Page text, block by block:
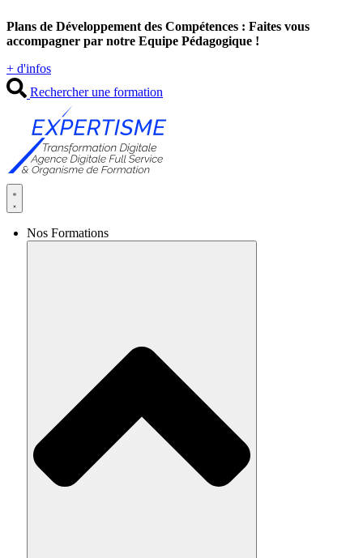
au
contenu
Plans de Développement des Compétences : Faites vous
accompagner par notre Equipe Pédagogique !
+ d'infos
Rechercher une formation
Nos Formations